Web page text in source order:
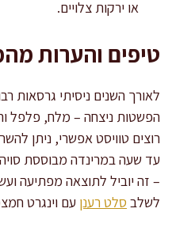
או ירקות צלויים.
טיפים והערות
לאורך השנים ניסיתי גרסאות
הפשטות ניצחה – מלח, פלפל
רוצים טוויסט אפשרי, ניתן
עד שעה במרינדה מבוססת
– זה יוביל לתוצאה מפתיעה
לשלב סלט רענן עם וינגרט